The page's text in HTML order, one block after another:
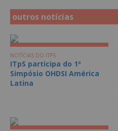
outros notícias
NOTÍCIAS DO ITPS
ITpS participa do 1º
Simpósio OHDSI América
Latina